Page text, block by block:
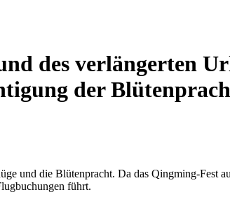
des verlängerten
der
und die Blütenpracht. Da das Qingming-Fest
führt.